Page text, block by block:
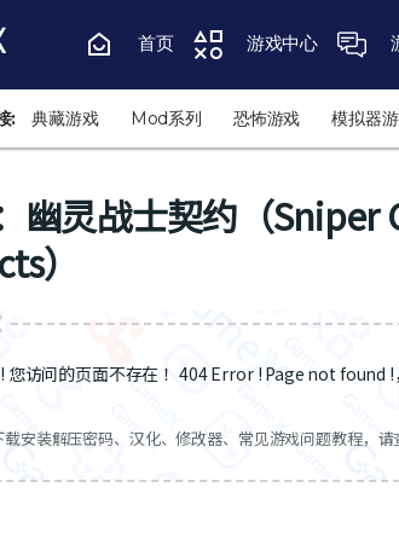
首页 游戏中心
: 典藏游戏 Mod系列 恐怖游戏 模拟器
幽灵战士契约（Sniper
）
您访问的页面不存在 ！404 Error ! Page not found !
载安装解压密码、汉化、修改器、常见游戏问题教程，请